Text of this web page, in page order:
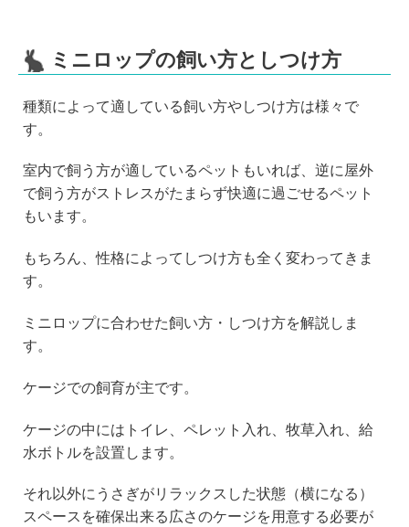
ミニロップの飼い方としつけ方
種類によって適している飼い方やしつけ方は様々で
す。
室内で飼う方が適しているペットもいれば、逆に屋外
で飼う方がストレスがたまらず快適に過ごせるペット
もいます。
もちろん、性格によってしつけ方も全く変わってきま
す。
ミニロップに合わせた飼い方・しつけ方を解説しま
す。
ケージでの飼育が主です。
ケージの中にはトイレ、ペレット入れ、牧草入れ、給
水ボトルを設置します。
それ以外にうさぎがリラックスした状態（横になる）
スペースを確保出来る広さのケージを用意する必要が